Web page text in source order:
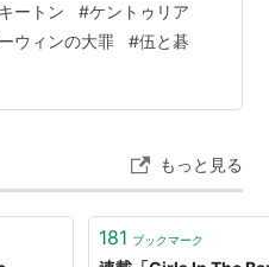
読了漫画 MASTERキー
ちらも読んでいっていま
ムが凄いです。 今週も2
MASTERキートン 完全版
ートン #ケントゥリア
ウィンの大罪 #伍と碁
もっと見る
181 ブックマーク